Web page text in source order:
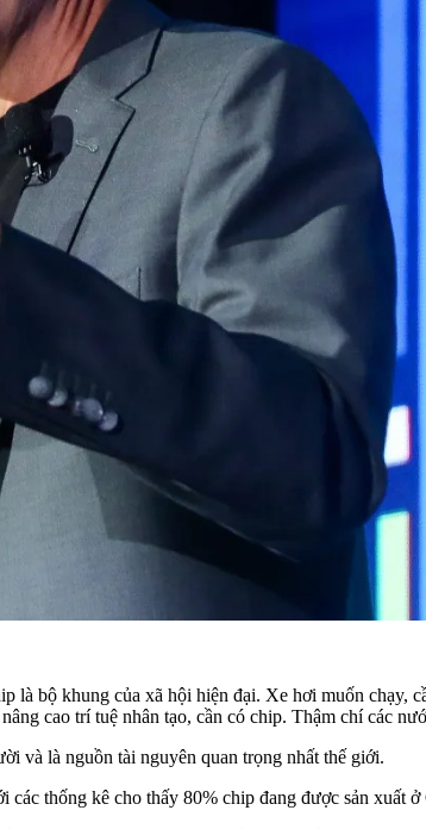
là bộ khung của xã hội hiện đại. Xe hơi muốn chạy,
cao trí tuệ nhân tạo, cần có chip. Thậm chí các
và là nguồn tài nguyên quan trọng nhất thế giới.
các thống kê cho thấy 80% chip đang được sản